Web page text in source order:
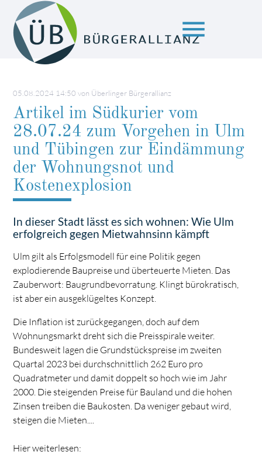
menu
Suchbegriffe
05.08.2024 14:50 von Überlinger Bürgerallianz
Artikel im Südkurier vom
28.07.24 zum Vorgehen in Ulm
und Tübingen zur Eindämmung
der Wohnungsnot und
Kostenexplosion
In dieser Stadt lässt es sich wohnen: Wie Ulm
erfolgreich gegen Mietwahnsinn kämpft
Ulm gilt als Erfolgsmodell für eine Politik gegen
explodierende Baupreise und überteuerte Mieten. Das
Zauberwort: Baugrundbevorratung. Klingt bürokratisch,
ist aber ein ausgeklügeltes Konzept.
Die Inflation ist zurückgegangen, doch auf dem
Wohnungsmarkt dreht sich die Preisspirale weiter.
Bundesweit lagen die Grundstückspreise im zweiten
Quartal 2023 bei durchschnittlich 262 Euro pro
Quadratmeter und damit doppelt so hoch wie im Jahr
2000. Die steigenden Preise für Bauland und die hohen
Zinsen treiben die Baukosten. Da weniger gebaut wird,
steigen die Mieten....
Hier weiterlesen: